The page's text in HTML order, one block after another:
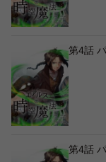
第4話
第4話